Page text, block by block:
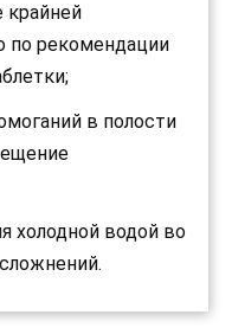
крайней
по рекомендации
в полости
холодной водой во